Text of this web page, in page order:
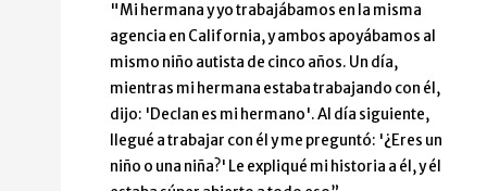
"Mi hermana y yo trabajábamos en la misma
agencia en California, y ambos apoyábamos al
mismo niño autista de cinco años. Un día,
mientras mi hermana estaba trabajando con él,
dijo: 'Declan es mi hermano'. Al día siguiente,
llegué a trabajar con él y me preguntó: '¿Eres un
niño o una niña?' Le expliqué mi historia a él, y él